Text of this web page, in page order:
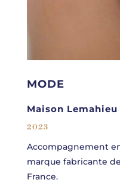
MODE
Maison Lemahieu
2023
Accompagnement
marque fabricante
France.